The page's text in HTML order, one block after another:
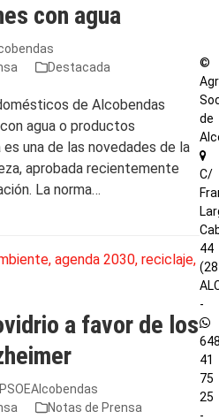
con agua
Destacada
de Alcobendas
agua o productos
una de las novedades de la
aprobada recientemente
La norma…
a favor de los
Notas de Prensa
©
de
C/
44
-
41
75
25
-